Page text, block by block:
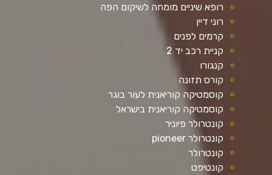
רופא שיניים מומחה לשיקום הפה
רוני דיין
קרמים לפנים
קניית רכב יד 2
קנגורו
קורס תזונה
קוסמטיקה קוריאנית לעור בוגר
קוסמטיקה קוריאנית בישראל
קונטרולר פיוניר
קונטרולר pioneer
קונטרולר
קונטיפט